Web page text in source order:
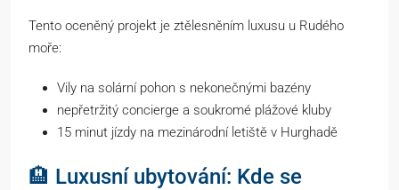
Tento oceněný projekt je ztělesněním luxusu u Rudého
moře:
Vily na solární pohon s nekonečnými bazény
nepřetržitý concierge a soukromé plážové kluby
15 minut jízdy na mezinárodní letiště v Hurghadě
🏨 Luxusní ubytování: Kde se